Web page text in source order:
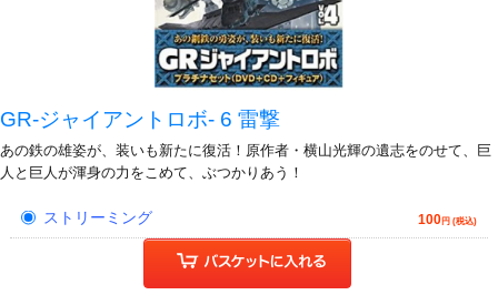
GR-ジャイアントロボ- 6 雷撃
あの鉄の雄姿が、装いも新たに復活！原作者・横山光輝の遺志をのせて、巨
人と巨人が渾身の力をこめて、ぶつかりあう！
ストリーミング 100円 (税込)